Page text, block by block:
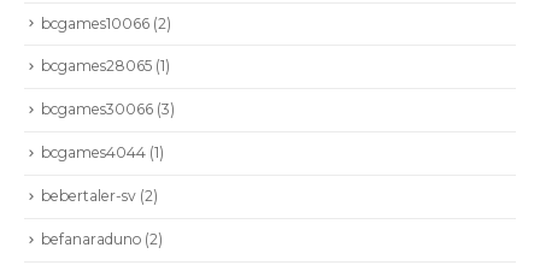
bcgames10066 (2)
bcgames28065 (1)
bcgames30066 (3)
bcgames4044 (1)
bebertaler-sv (2)
befanaraduno (2)